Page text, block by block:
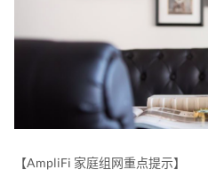
【AmpliFi 家庭组网重点提示】